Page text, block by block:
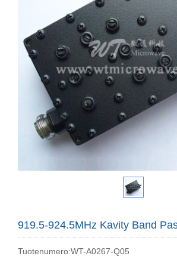
919.5-924.5MHz Kavity Band
Tuotenumero:WT-A0267-Q05